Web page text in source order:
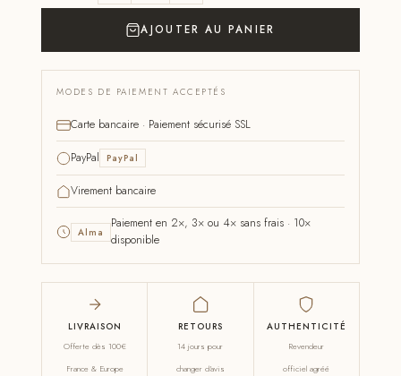
AJOUTER AU PANIER
MODES DE PAIEMENT ACCEPTÉS
Carte bancaire · Paiement sécurisé SSL
PayPal PayPal
Virement bancaire
Alma
Paiement en 2×, 3× ou 4× sans frais · 10×
disponible
LIVRAISON
Offerte dès 100€
France & Europe
RETOURS
14 jours pour
changer d'avis
AUTHENTICITÉ
Revendeur
officiel agréé